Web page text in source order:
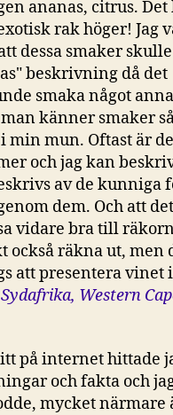
ananas, citrus. Det
rak höger! Jag
dessa smaker
beskrivning då det
smaka något
känner smaker
mun. Oftast är
och jag kan
av de kunniga
dem. Och att
vidare bra till
också räkna ut, men
att presentera vinet
Western
på internet hittade
och fakta och
mycket närmare